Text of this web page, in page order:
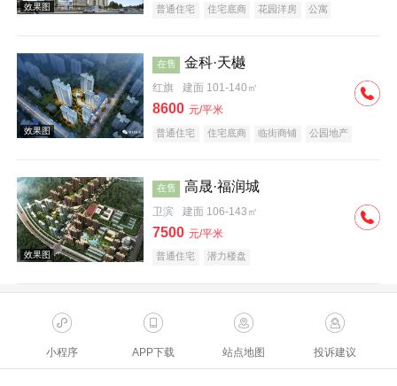
普通住宅 住宅底商 花园洋房
公寓
在售 金科·天樾
红旗 建面 101-140㎡
8600 元/平米
普通住宅 住宅底商 临街商铺
公园地产
在售 高晟·福润城
卫滨 建面 106-143㎡
7500 元/平米
普通住宅 潜力楼盘
小程序 APP下载 站点地图 投诉建议